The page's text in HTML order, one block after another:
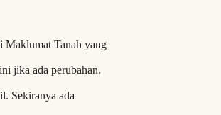
Maklumat Tanah yang
jika ada perubahan.
Sekiranya ada